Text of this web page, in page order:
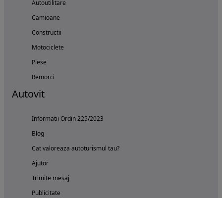
Autoutilitare
Camioane
Constructii
Motociclete
Piese
Remorci
Autovit
Informatii Ordin 225/2023
Blog
Cat valoreaza autoturismul tau?
Ajutor
Trimite mesaj
Publicitate